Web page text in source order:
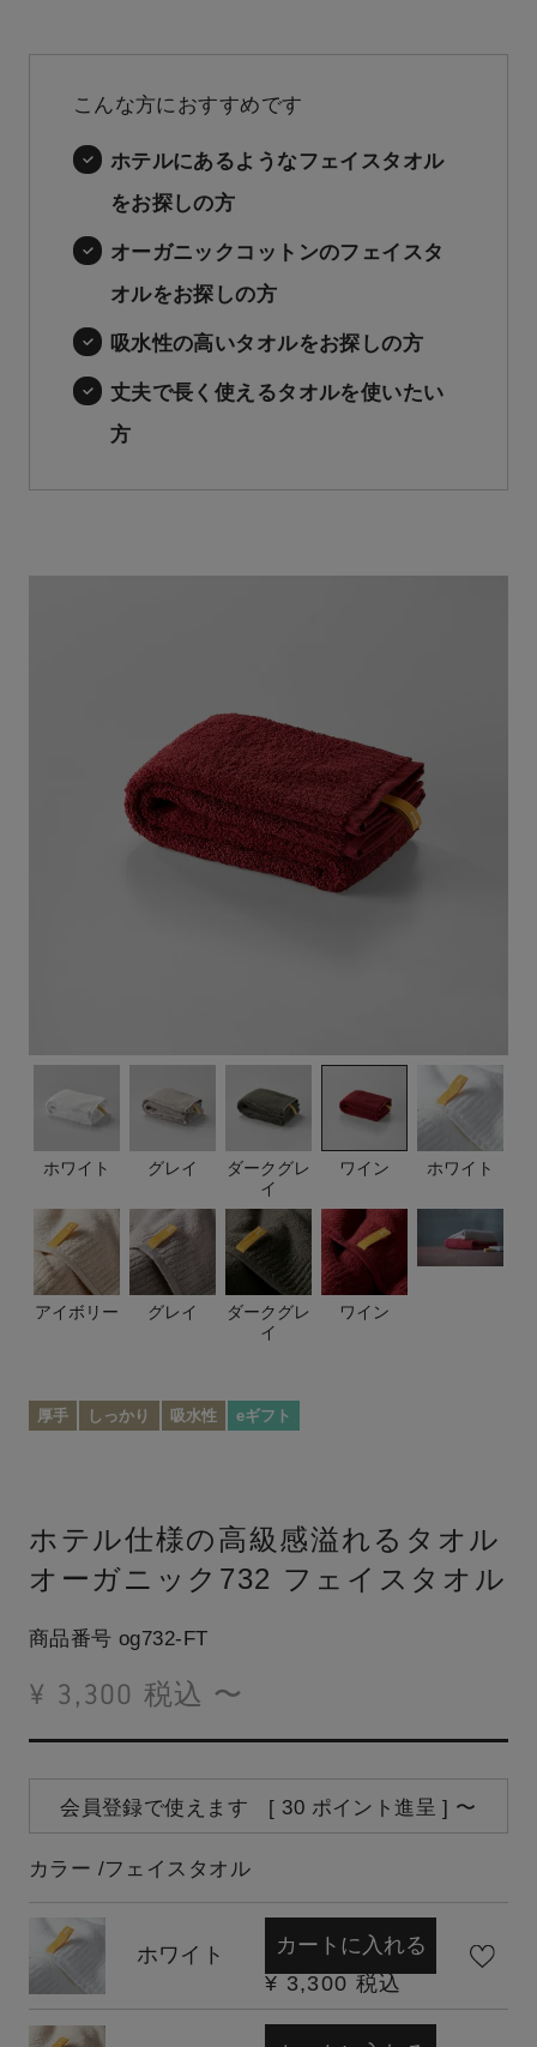
こんな方におすすめです
ホテルにあるようなフェイスタオル
をお探しの方
オーガニックコットンのフェイスタ
オルをお探しの方
吸水性の高いタオルをお探しの方
丈夫で長く使えるタオルを使いたい
方
ホワイト グレイ
ダークグレ
イ
ワイン ホワイト
アイボリー グレイ
ダークグレ
イ
ワイン
厚手 しっかり 吸水性 eギフト
ホテル仕様の高級感溢れるタオル
オーガニック732 フェイスタオル
商品番号 og732-FT
¥ 3,300 税込 〜
会員登録で使えます [ 30 ポイント進呈 ] 〜
カラー フェイスタオル
ホワイト
¥ 3,300 税込
カートに入れる